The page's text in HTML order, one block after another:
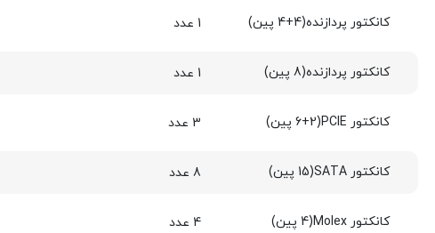
کانکتور پردازنده(4+4 پین) 1 عدد
کانکتور پردازنده(8 پین) 1 عدد
کانکتور PCIE(6+2 پین) 3 عدد
کانکتور SATA(15 پین) 8 عدد
کانکتور Molex(4 پین) 4 عدد